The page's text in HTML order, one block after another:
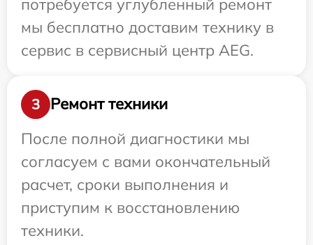
потребуется углубленный ремонт
мы бесплатно доставим технику в
сервис в сервисный центр AEG.
3
Ремонт техники
После полной диагностики мы
согласуем с вами окончательный
расчет, сроки выполнения и
приступим к восстановлению
техники.